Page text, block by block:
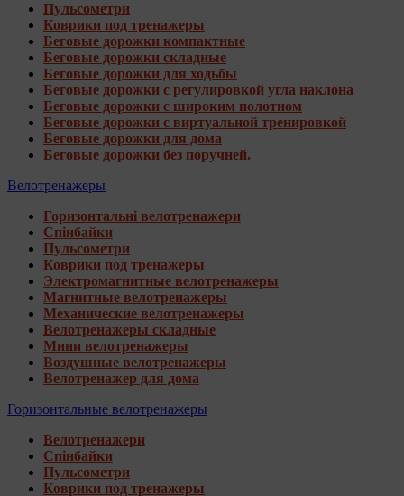
Пульсометри
Коврики под тренажеры
Беговые дорожки компактные
Беговые дорожки складные
Беговые дорожки для ходьбы
Беговые дорожки с регулировкой угла наклона
Беговые дорожки с широким полотном
Беговые дорожки с виртуальной тренировкой
Беговые дорожки для дома
Беговые дорожки без поручней.
Велотренажеры
Горизонтальні велотренажери
Спінбайки
Пульсометри
Коврики под тренажеры
Электромагнитные велотренажеры
Магнитные велотренажеры
Механические велотренажеры
Велотренажеры складные
Мини велотренажеры
Воздушные велотренажеры
Велотренажер для дома
Горизонтальные велотренажеры
Велотренажери
Спінбайки
Пульсометри
Коврики под тренажеры